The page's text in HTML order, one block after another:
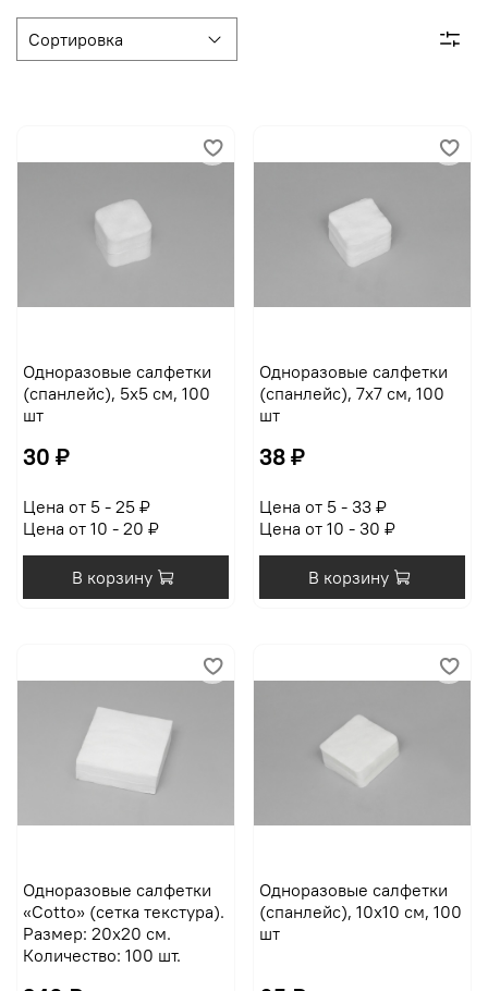
Одноразовые салфетки
(спанлейс), 5х5 см, 100
шт
30 ₽
Цена от 5 - 25 ₽
Цена от 10 - 20 ₽
В корзину
Одноразовые салфетки
(спанлейс), 7х7 см, 100
шт
38 ₽
Цена от 5 - 33 ₽
Цена от 10 - 30 ₽
В корзину
Одноразовые салфетки
«Cotto» (сетка текстура).
Размер: 20х20 см.
Количество: 100 шт.
Одноразовые салфетки
(спанлейс), 10х10 см, 100
шт